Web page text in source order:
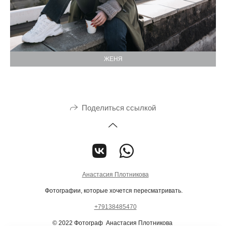
ЖЕНЯ
Поделиться ссылкой
Анастасия Плотникова
Фотографии, которые хочется пересматривать.
+79138485470
© 2022 Фотограф Анастасия Плотникова